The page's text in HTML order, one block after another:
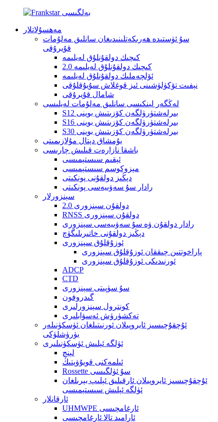
مەھسۇلاتلار
سۇ ئۈستىدە ھەرىكەتلىنىدىغان سانلىق مەلۇمات
قۇيرۇقى
كىچىك دولقۇنلۇق لەيلىمە
كىچىك دولقۇنلۇق لەيلىمە 2.0
ئۆلچەملىك دولقۇنلۇق لەيلىمە
نېفىت تۆكۈلۈشىنى ئىز قوغلاش سۇيۇقلۇقى
شامال قۇيرۇقى
لەڭگەر لېنكىسى سانلىق مەلۇمات لەيلىسى
S12 بىرلەشتۈرۈلگەن كۆزىتىش بوينى
S16 بىرلەشتۈرۈلگەن كۆزىتىش بوينى
S30 بىرلەشتۈرۈلگەن كۆزىتىش بوينى
يۇمشاق دېتال مۇلازىمىتى
باشقا نازارەت قىلىش چارىسى
ئېقىم سىستېمىسى
مېزوكوسم سىستېمىسى
دېڭىز دولقۇنى پونكىتى
رادار سۇ سەۋىيەسى پونكىتى
سېنزورلار
دولقۇن سېنزورى 2.0
RNSS دولقۇن سېنزورى
رادار دولقۇن ۋە سۇ سەۋىيەسى سېنزورى
دېڭىز دولقۇنى خاتىرىلىگۈچ
ئوزۇقلۇق سېنزورى
پاراخوتتىن چىققان ئوزۇقلۇق سېنزورى
ئورنىدىكى ئوزۇقلۇق سېنزورى
ADCP
CTD
سۇ سۈپىتى سېنزورى
گىدروفون
كونترول سېنزورلىرى
تەكشۈرۈش ئەسۋابلىرى
ئۇچقۇچىسىز ئايروپىلان ئورنىتىلغان ئۈسكۈنىلەر
يۈرۈشلۈكى
ئۈلگە ئېلىش ئۈسكۈنىلىرى
لېنچ
ئىلمەكنى قويۇۋېتىڭ
Rossette سۇ ئۈلگىسى
ئۇچقۇچىسىز ئايروپىلان ئارقىلىق ئېلىپ بېرىلغان
ئۈلگە ئېلىش سىستېمىسى
ئارقانلار
UHMWPE ئارغامچىسى
ئارامىد تالا ئارغامچىسى